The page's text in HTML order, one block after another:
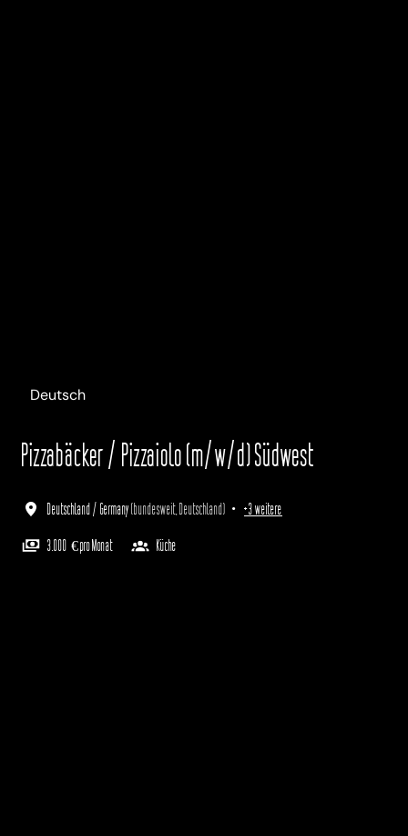
Deutsch
Pizzabäcker / Pizzaiolo (m/w/d) Südwest
Deutschland / Germany(bundesweit Deutschland) • +3 weitere
3.000 € pro Monat Küche